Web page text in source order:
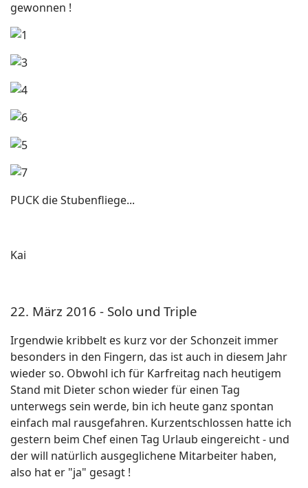
gewonnen !
PUCK die Stubenfliege...
Kai
22. März 2016 - Solo und Triple
Irgendwie kribbelt es kurz vor der Schonzeit immer
besonders in den Fingern, das ist auch in diesem Jahr
wieder so. Obwohl ich für Karfreitag nach heutigem
Stand mit Dieter schon wieder für einen Tag
unterwegs sein werde, bin ich heute ganz spontan
einfach mal rausgefahren. Kurzentschlossen hatte ich
gestern beim Chef einen Tag Urlaub eingereicht - und
der will natürlich ausgeglichene Mitarbeiter haben,
also hat er "ja" gesagt !